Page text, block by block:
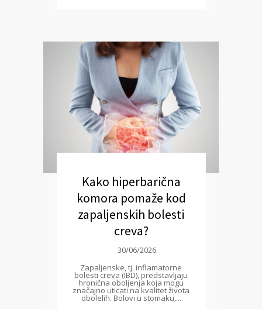
Kako hiperbarična
komora pomaže kod
zapaljenskih bolesti
creva?
30/06/2026
Zapaljenske, tj. inflamatorne
bolesti creva (IBD), predstavljaju
hronična oboljenja koja mogu
značajno uticati na kvalitet života
obolelih. Bolovi u stomaku,...